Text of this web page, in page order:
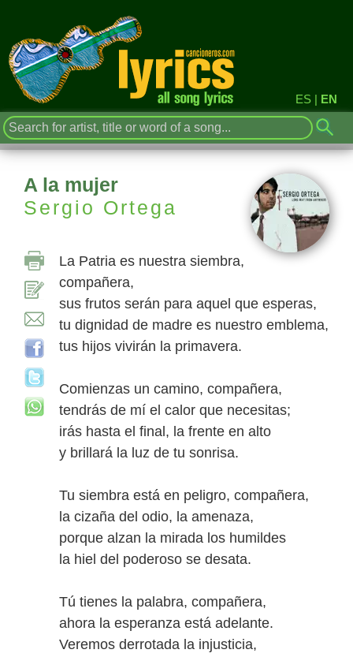
ES | EN
A la mujer
Sergio Ortega
La Patria es nuestra siembra,
compañera,
sus frutos serán para aquel que esperas,
tu dignidad de madre es nuestro emblema,
tus hijos vivirán la primavera.
Comienzas un camino, compañera,
tendrás de mí el calor que necesitas;
irás hasta el final, la frente en alto
y brillará la luz de tu sonrisa.
Tu siembra está en peligro, compañera,
la cizaña del odio, la amenaza,
porque alzan la mirada los humildes
la hiel del poderoso se desata.
Tú tienes la palabra, compañera,
ahora la esperanza está adelante.
Veremos derrotada la injusticia,